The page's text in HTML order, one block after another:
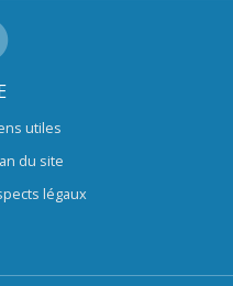
utiles
du site
légaux